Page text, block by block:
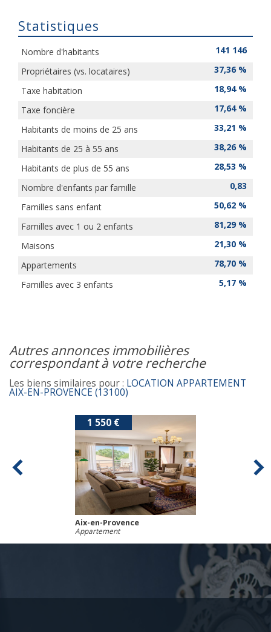
Statistiques
Nombre d'habitants
141 146
Propriétaires (vs. locataires)
37,36 %
Taxe habitation
18,94 %
Taxe foncière
17,64 %
Habitants de moins de 25 ans
33,21 %
Habitants de 25 à 55 ans
38,26 %
Habitants de plus de 55 ans
28,53 %
Nombre d'enfants par famille
0,83
Familles sans enfant
50,62 %
Familles avec 1 ou 2 enfants
81,29 %
Maisons
21,30 %
Appartements
78,70 %
Familles avec 3 enfants
5,17 %
autres annonces immobilières
correspondant à votre recherche
Les biens similaires pour : LOCATION APPARTEMENT
AIX-EN-PROVENCE (13100)
1 550 €
Aix-en-Provence
Appartement